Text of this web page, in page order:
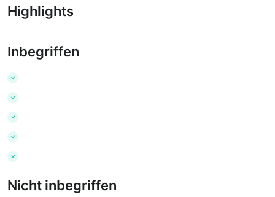
Highlights
Inbegriffen
Nicht inbegriffen